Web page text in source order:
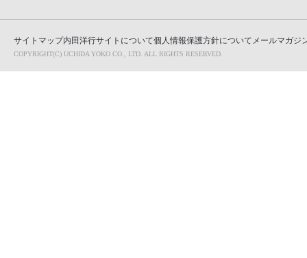
サイトマップ内田洋行サイトについて個人情報保護方針について メールマガジ
COPYRIGHT(C) UCHIDA YOKO CO., LTD. ALL RIGHTS RESERVED.